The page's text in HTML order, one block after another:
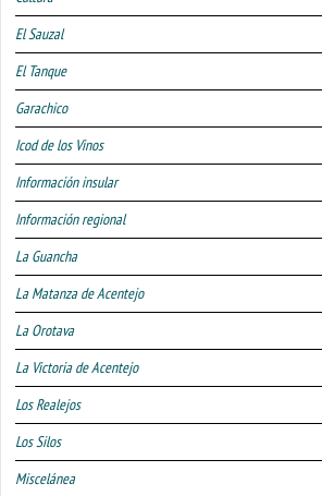
El Sauzal
El Tanque
Garachico
Icod de los Vinos
Información insular
Información regional
La Guancha
La Matanza de Acentejo
La Orotava
La Victoria de Acentejo
Los Realejos
Los Silos
Miscelánea